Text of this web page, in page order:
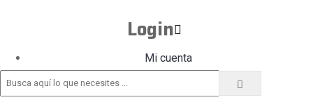
Login
Mi cuenta
Tramitar pedido